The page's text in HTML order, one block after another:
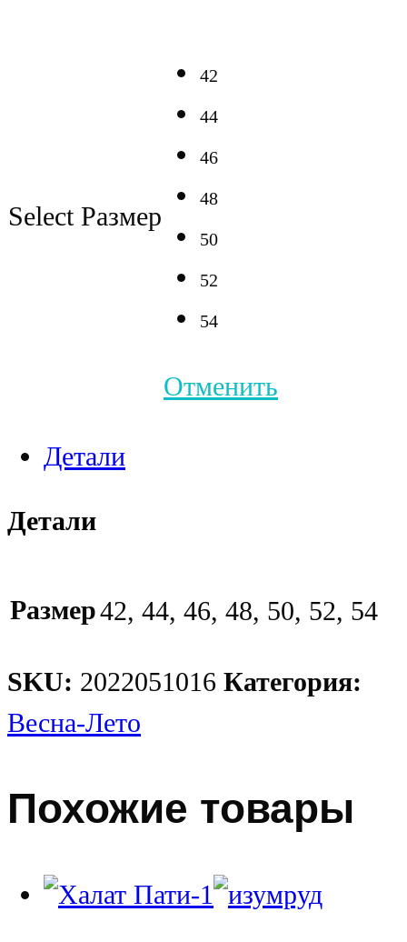
Select Размер
42
44
46
48
50
52
54
Отменить
Детали
Детали
Размер42, 44, 46, 48, 50, 52, 54
SKU: 2022051016 Категория:
Весна-Лето
Похожие товары